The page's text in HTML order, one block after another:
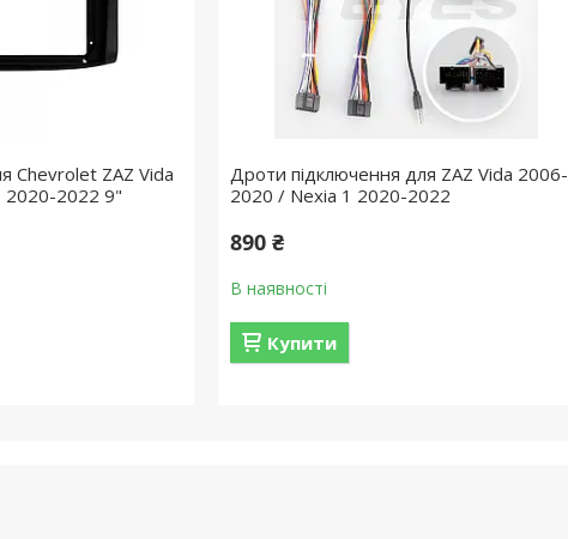
Chevrolet ZAZ Vida
2020-2022 9"
Дроти підключення для ZAZ Vida 2006-
2020 / Nexia 1 2020-2022
890 ₴
В наявності
Купити